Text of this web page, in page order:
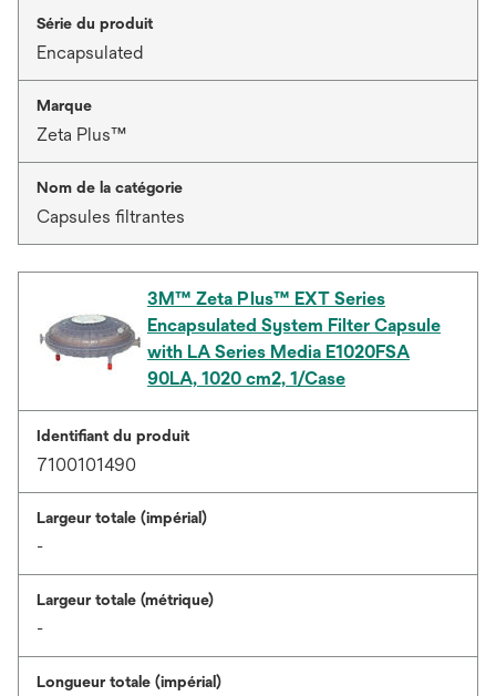
Série du produit
Encapsulated
Marque
Zeta Plus™
Nom de la catégorie
Capsules filtrantes
3M™ Zeta Plus™ EXT Series
Encapsulated System Filter Capsule
with LA Series Media E1020FSA
90LA, 1020 cm2, 1/Case
Identifiant du produit
7100101490
Largeur totale (impérial)
-
Largeur totale (métrique)
-
Longueur totale (impérial)